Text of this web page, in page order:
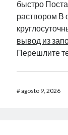
быстро
раствором В
вывод из
Перешлите
#agosto 9, 2026